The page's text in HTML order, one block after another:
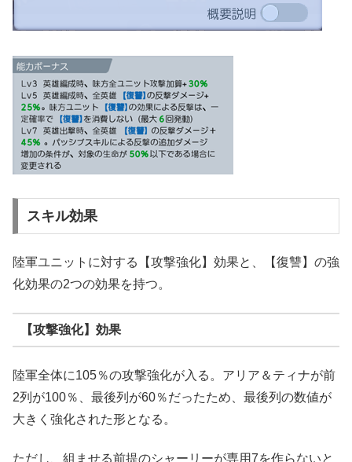
スキル効果
陸軍ユニットに対する【攻撃強化】効果と、【復讐】の強
化効果の2つの効果を持つ。
【攻撃強化】効果
陸軍全体に105％の攻撃強化が入る。アリア＆ティナが前
2列が100％、最後列が60％だったため、最後列の数値が
大きく強化された形となる。
ただし、組ませる前提のシャーリーが専用7を作らないと